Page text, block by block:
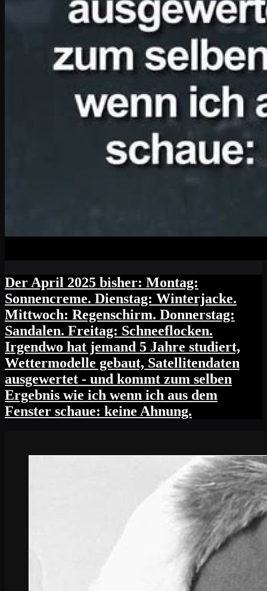
Der April 2025 bisher: Montag:
Sonnencreme. Dienstag: Winterjacke.
Mittwoch: Regenschirm. Donnerstag:
Sandalen. Freitag: Schneeflocken.
Irgendwo hat jemand 5 Jahre studiert,
Wettermodelle gebaut, Satellitendaten
ausgewertet - und kommt zum selben
Ergebnis wie ich wenn ich aus dem
Fenster schaue: keine Ahnung.